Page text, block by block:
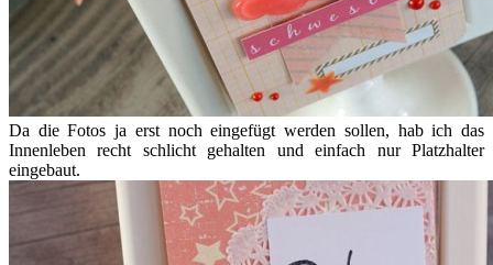
Da die Fotos ja erst noch eingefügt werden sollen, hab ich das
Innenleben recht schlicht gehalten und einfach nur Platzhalter
eingebaut.